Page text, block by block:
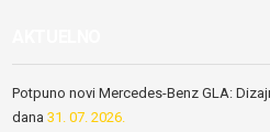
Potpuno novi Mercedes-Benz GLA:
dana 31. 07. 2026.